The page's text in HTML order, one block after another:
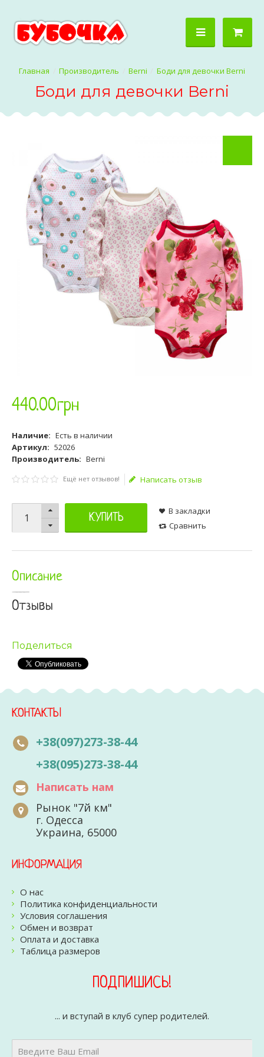
Производитель Berni Боди для девочки Berni
Боди для девочки Berni
440.00грн
Наличие: Есть в наличии
Артикул: 52026
Производитель: Berni
Ещё нет отзывов! Написать отзыв
КУПИТЬ
В закладки
Сравнить
Описание
Отзывы
Поделиться
КОНТАКТЫ
+38(097)273-38-44
+38(095)273-38-44
Написать нам
Рынок "7й км"
г. Одесса
Украина, 65000
ИНФОРМАЦИЯ
О нас
Политика конфиденциальности
Условия соглашения
Обмен и возврат
Оплата и доставка
Таблица размеров
ПОДПИШИСЬ!
... и вступай в клуб супер родителей.